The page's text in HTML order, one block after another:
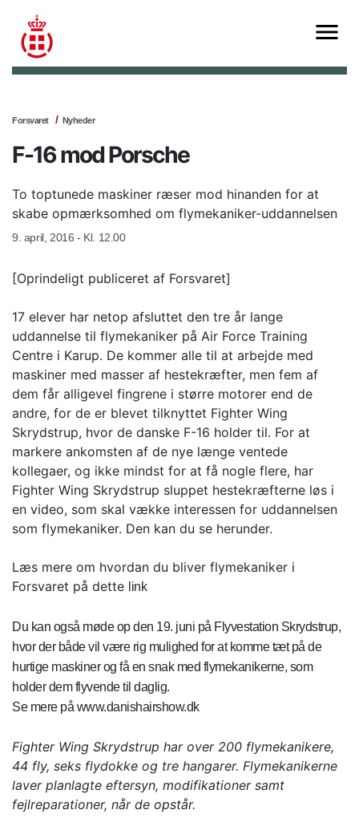
Forsvaret Nyheder
F-16 mod Porsche
To toptunede maskiner ræser mod hinanden for at
skabe opmærksomhed om flymekaniker-uddannelsen
9. april, 2016 - Kl. 12.00
[Oprindeligt publiceret af Forsvaret]
17 elever har netop afsluttet den tre år lange
uddannelse til flymekaniker på Air Force Training
Centre i Karup. De kommer alle til at arbejde med
maskiner med masser af hestekræfter, men fem af
dem får alligevel fingrene i større motorer end de
andre, for de er blevet tilknyttet Fighter Wing
Skrydstrup, hvor de danske F-16 holder til. For at
markere ankomsten af de nye længe ventede
kollegaer, og ikke mindst for at få nogle flere, har
Fighter Wing Skrydstrup sluppet hestekræfterne løs i
en video, som skal vække interessen for uddannelsen
som flymekaniker. Den kan du se herunder.
Læs mere om hvordan du bliver flymekaniker i
Forsvaret på dette link
Du kan også møde op den 19. juni på Flyvestation Skrydstrup,
hvor der både vil være rig mulighed for at komme tæt på de
hurtige maskiner og få en snak med flymekanikerne, som
holder dem flyvende til daglig.
Se mere på www.danishairshow.dk
Fighter Wing Skrydstrup har over 200 flymekanikere,
44 fly, seks flydokke og tre hangarer. Flymekanikerne
laver planlagte eftersyn, modifikationer samt
fejlreparationer, når de opstår.